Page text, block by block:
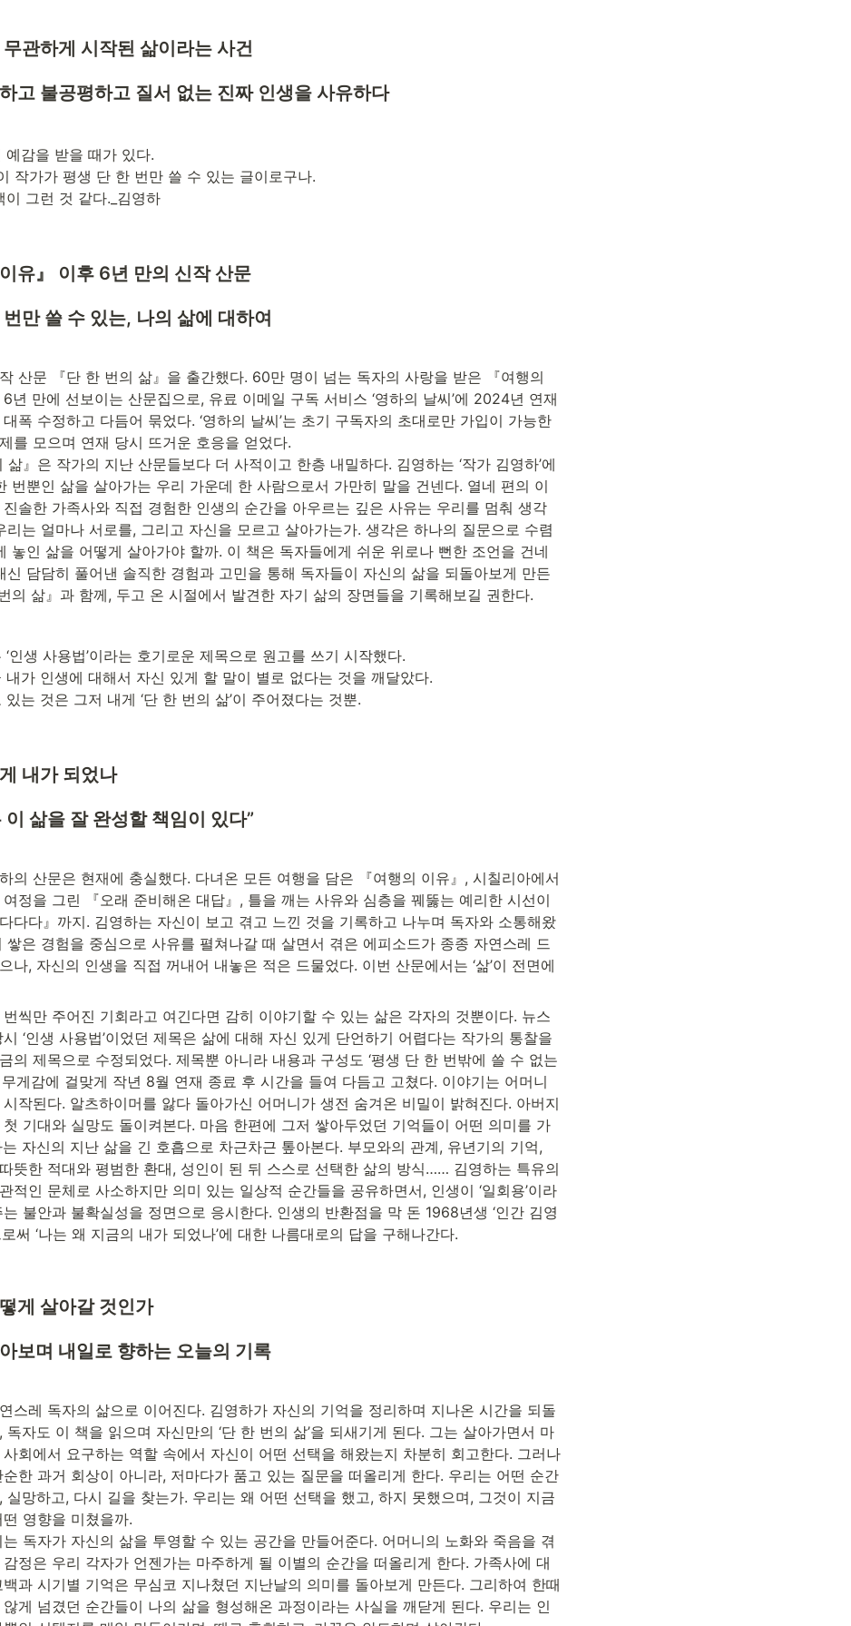
관하게 시작된 삶이라는 사건
고 불공평하고 질서 없는 진짜 인생을 사유하다
예감을 받을 때가 있다.
작가가 평생 단 한 번만 쓸 수 있는 글이로구나.
이 그런 것 같다._김영하
이유』 이후 6년 만의 신작 산문
만 쓸 수 있는, 나의 삶에 대하여
산문 『단 한 번의 삶』을 출간했다. 60만 명이 넘는 독자의 사랑을 받은 『여행의
년 만에 선보이는 산문집으로, 유료 이메일 구독 서비스 ‘영하의 날씨’에 2024년 연재
폭 수정하고 다듬어 묶었다. ‘영하의 날씨’는 초기 구독자의 초대로만 가입이 가능한
를 모으며 연재 당시 뜨거운 호응을 얻었다.
삶』은 작가의 지난 산문들보다 더 사적이고 한층 내밀하다. 김영하는 ‘작가 김영하’에
번뿐인 삶을 살아가는 우리 가운데 한 사람으로서 가만히 말을 건넨다. 열네 편의 이
솔한 가족사와 직접 경험한 인생의 순간을 아우르는 깊은 사유는 우리를 멈춰 생각
리는 얼마나 서로를, 그리고 자신을 모르고 살아가는가. 생각은 하나의 질문으로 수렴
놓인 삶을 어떻게 살아가야 할까. 이 책은 독자들에게 쉬운 위로나 뻔한 조언을 건네
신 담담히 풀어낸 솔직한 경험과 고민을 통해 독자들이 자신의 삶을 되돌아보게 만든
의 삶』과 함께, 두고 온 시절에서 발견한 자기 삶의 장면들을 기록해보길 권한다.
‘인생 사용법’이라는 호기로운 제목으로 원고를 쓰기 시작했다.
내가 인생에 대해서 자신 있게 할 말이 별로 없다는 것을 깨달았다.
있는 것은 그저 내게 ‘단 한 번의 삶’이 주어졌다는 것뿐.
내가 되었나
이 삶을 잘 완성할 책임이 있다”
의 산문은 현재에 충실했다. 다녀온 모든 여행을 담은 『여행의 이유』, 시칠리아에서
정을 그린 『오래 준비해온 대답』, 틀을 깨는 사유와 심층을 꿰뚫는 예리한 시선이
다다』까지. 김영하는 자신이 보고 겪고 느낀 것을 기록하고 나누며 독자와 소통해왔
쌓은 경험을 중심으로 사유를 펼쳐나갈 때 살면서 겪은 에피소드가 종종 자연스레 드
나, 자신의 인생을 직접 꺼내어 내놓은 적은 드물었다. 이번 산문에서는 ‘삶’이 전면에
씩만 주어진 기회라고 여긴다면 감히 이야기할 수 있는 삶은 각자의 것뿐이다. 뉴스
‘인생 사용법’이었던 제목은 삶에 대해 자신 있게 단언하기 어렵다는 작가의 통찰을
의 제목으로 수정되었다. 제목뿐 아니라 내용과 구성도 ‘평생 단 한 번밖에 쓸 수 없는
무게감에 걸맞게 작년 8월 연재 종료 후 시간을 들여 다듬고 고쳤다. 이야기는 어머니
작된다. 알츠하이머를 앓다 돌아가신 어머니가 생전 숨겨온 비밀이 밝혀진다. 아버지
기대와 실망도 돌이켜본다. 마음 한편에 그저 쌓아두었던 기억들이 어떤 의미를 가
자신의 지난 삶을 긴 호흡으로 차근차근 톺아본다. 부모와의 관계, 유년기의 기억,
뜻한 적대와 평범한 환대, 성인이 된 뒤 스스로 선택한 삶의 방식…… 김영하는 특유의
적인 문체로 사소하지만 의미 있는 일상적 순간들을 공유하면서, 인생이 ‘일회용’이라
불안과 불확실성을 정면으로 응시한다. 인생의 반환점을 막 돈 1968년생 ‘인간 김영
써 ‘나는 왜 지금의 내가 되었나’에 대한 나름대로의 답을 구해나간다.
게 살아갈 것인가
보며 내일로 향하는 오늘의 기록
스레 독자의 삶으로 이어진다. 김영하가 자신의 기억을 정리하며 지나온 시간을 되돌
독자도 이 책을 읽으며 자신만의 ‘단 한 번의 삶’을 되새기게 된다. 그는 살아가면서 마
회에서 요구하는 역할 속에서 자신이 어떤 선택을 해왔는지 차분히 회고한다. 그러나
한 과거 회상이 아니라, 저마다가 품고 있는 질문을 떠올리게 한다. 우리는 어떤 순간
실망하고, 다시 길을 찾는가. 우리는 왜 어떤 선택을 했고, 하지 못했으며, 그것이 지금
영향을 미쳤을까.
독자가 자신의 삶을 투영할 수 있는 공간을 만들어준다. 어머니의 노화와 죽음을 겪
정은 우리 각자가 언젠가는 마주하게 될 이별의 순간을 떠올리게 한다. 가족사에 대
과 시기별 기억은 무심코 지나쳤던 지난날의 의미를 돌아보게 만든다. 그리하여 한때
게 넘겼던 순간들이 나의 삶을 형성해온 과정이라는 사실을 깨닫게 된다. 우리는 인